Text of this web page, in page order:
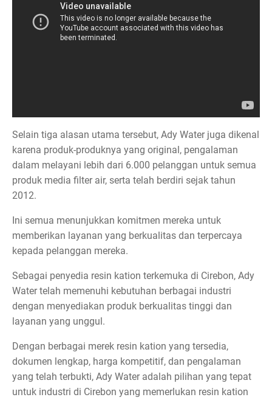
Selain tiga alasan utama tersebut, Ady Water juga dikenal
karena produk-produknya yang original, pengalaman
dalam melayani lebih dari 6.000 pelanggan untuk semua
produk media filter air, serta telah berdiri sejak tahun
2012.
Ini semua menunjukkan komitmen mereka untuk
memberikan layanan yang berkualitas dan terpercaya
kepada pelanggan mereka.
Sebagai penyedia resin kation terkemuka di Cirebon, Ady
Water telah memenuhi kebutuhan berbagai industri
dengan menyediakan produk berkualitas tinggi dan
layanan yang unggul.
Dengan berbagai merek resin kation yang tersedia,
dokumen lengkap, harga kompetitif, dan pengalaman
yang telah terbukti, Ady Water adalah pilihan yang tepat
untuk industri di Cirebon yang memerlukan resin kation